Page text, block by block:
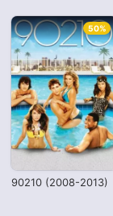
90210 (2008-2013)
50%